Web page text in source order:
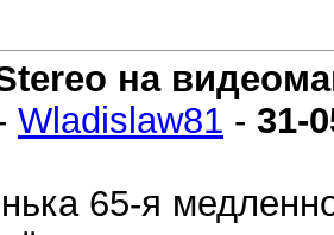
на
Wladislaw81 - 31-
65-я